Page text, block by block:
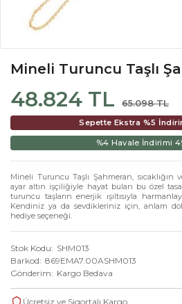
Mineli Turuncu Taşlı
48.824 TL 65.098 TL
Sepette Ekstra %5
%4 Havale İndirimi
Mineli Turuncu Taşlı Şahmeran, sıcaklığın
ayar altın işçiliğiyle hayat bulan bu özel
turuncu taşların enerjik ışıltısıyla
Kendiniz ya da sevdikleriniz için, anlam
hediye seçeneği.
Stok Kodu
SHM013
Barkod 869EMA7.00ASHM013
Gönderim
Kargo Bedava
Ücretsiz ve Sigortalı Kargo